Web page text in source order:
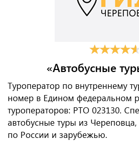
«Автобусные
Туроператор по внутреннему
номер в Едином федеральном
туроператоров: РТО 023130.
автобусные туры из
по России и зарубежью.